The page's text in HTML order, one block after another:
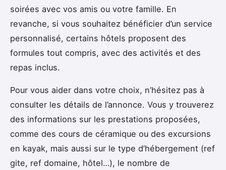
soirées avec vos amis ou votre famille. En
revanche, si vous souhaitez bénéficier d’un service
personnalisé, certains hôtels proposent des
formules tout compris, avec des activités et des
repas inclus.
Pour vous aider dans votre choix, n’hésitez pas à
consulter les détails de l’annonce. Vous y trouverez
des informations sur les prestations proposées,
comme des cours de céramique ou des excursions
en kayak, mais aussi sur le type d’hébergement (ref
gite, ref domaine, hôtel…), le nombre de